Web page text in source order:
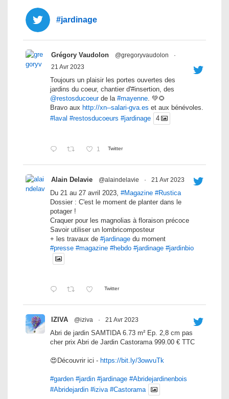
#jardinage
Grégory Vaudolon @gregoryvaudolon
·
21 Avr 2023
Toujours un plaisir les portes ouvertes des
jardins du coeur, chantier d'#insertion, des
@restosducoeurde la #mayenne. 💚🌻
Bravo aux http://xn--salari-gva.es et aux bénévoles.
#laval #restosducoeurs #jardinage 4
1 Twitter
Alain Delavie @alaindelavie · 21 Avr 2023
Du 21 au 27 avril 2023, #Magazine #Rustica
Dossier : C'est le moment de planter dans le
potager !
Craquer pour les magnolias à floraison précoce
Savoir utiliser un lombricomposteur
+ les travaux de #jardinage du moment
#presse #magazine #hebdo #jardinage #jardinbio
Twitter
IZIVA @iziva · 21 Avr 2023
Abri de jardin SAMTIDA 6.73 m² Ep. 2,8 cm pas
cher prix Abri de Jardin Castorama 999.00 € TTC
😍Découvrir ici - https://bit.ly/3owvuTk
#garden #jardin #jardinage #Abridejardinenbois
#Abridejardin #iziva #Castorama